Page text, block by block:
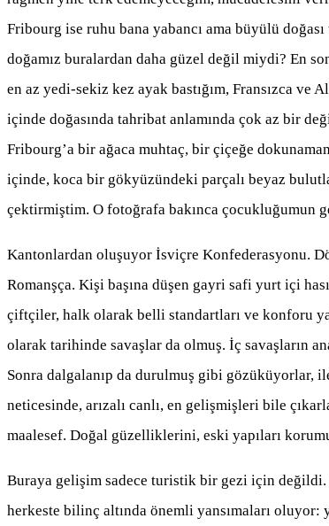
Fribourg ise ruhu bana yabancı ama büyülü
doğamız buralardan daha güzel değil miydi? En
en az yedi-sekiz kez ayak bastığım, Fransızca
içinde doğasında tahribat anlamında çok az bir
Fribourg’a bir ağaca muhtaç, bir çiçeğe
içinde, koca bir gökyüzündeki parçalı beyaz
çektirmiştim. O fotoğrafa bakınca çocukluğumun
Kantonlardan oluşuyor İsviçre Konfederasyonu.
Romanşça. Kişi başına düşen gayri safi yurt içi
çiftçiler, halk olarak belli standartları ve konforu
olarak tarihinde savaşlar da olmuş. İç savaşların
Sonra dalgalanıp da durulmuş gibi gözüküyorlar,
neticesinde, arızalı canlı, en gelişmişleri bile
maalesef. Doğal güzelliklerini, eski yapıları
Buraya gelişim sadece turistik bir gezi için değildi.
herkeste bilinç altında önemli yansımaları